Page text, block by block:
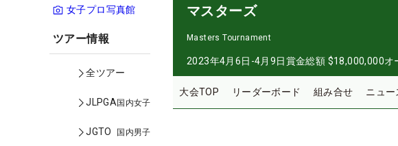
女子プロ写真館
ツアー情報
全ツアー
JLPGA国内女子
JGTO 国内男子
マスターズ
Masters Tournament
2023年4月6日-4月9日賞金総額 $18,000,000オ
大会TOP リーダーボード 組み合せ ニュー